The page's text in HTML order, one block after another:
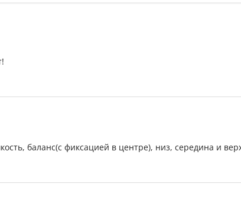
баланс(с фиксацией в центре), низ, середина и